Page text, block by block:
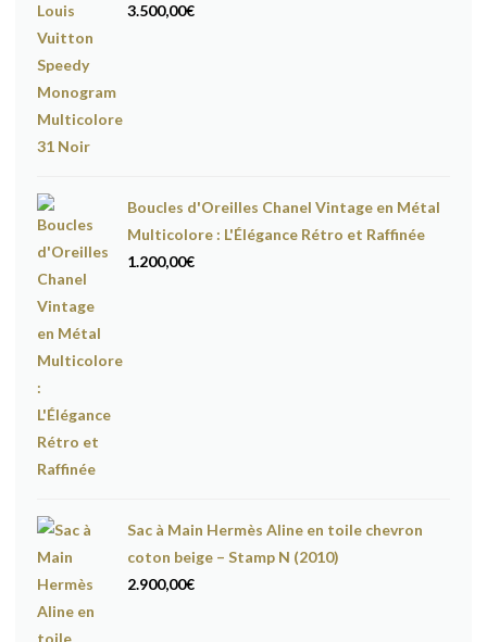
3.500,00€
Boucles d'Oreilles Chanel Vintage en Métal
Multicolore : L'Élégance Rétro et Raffinée
1.200,00€
Sac à Main Hermès Aline en toile chevron
coton beige – Stamp N (2010)
2.900,00€